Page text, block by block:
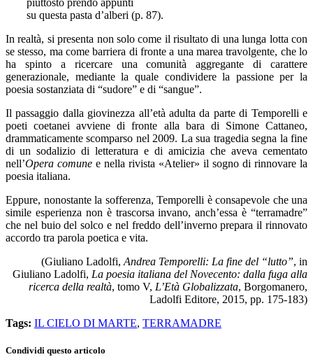
su questa pasta d’alberi (p. 87).
In realtà, si presenta non solo come il risultato di una lunga lotta con
se stesso, ma come barriera di fronte a una marea travolgente, che lo
ha spinto a ricercare una comunità aggregante di carattere
generazionale, mediante la quale condividere la passione per la
poesia sostanziata di “sudore” e di “sangue”.
Il passaggio dalla giovinezza all’età adulta da parte di Temporelli e
poeti coetanei avviene di fronte alla bara di Simone Cattaneo,
drammaticamente scomparso nel 2009. La sua tragedia segna la fine
di un sodalizio di letteratura e di amicizia che aveva cementato
nell’Opera comune e nella rivista «Atelier» il sogno di rinnovare la
poesia italiana.
Eppure, nonostante la sofferenza, Temporelli è consapevole che una
simile esperienza non è trascorsa invano, anch’essa è “terramadre”
che nel buio del solco e nel freddo dell’inverno prepara il rinnovato
accordo tra parola poetica e vita.
(Giuliano Ladolfi, Andrea Temporelli: La fine del “lutto”, in
Giuliano Ladolfi, La poesia italiana del Novecento: dalla fuga alla
ricerca della realtà, tomo V, L’Età Globalizzata, Borgomanero,
Ladolfi Editore, 2015, pp. 175-183)
Tags: IL CIELO DI MARTE, TERRAMADRE
Condividi questo articolo